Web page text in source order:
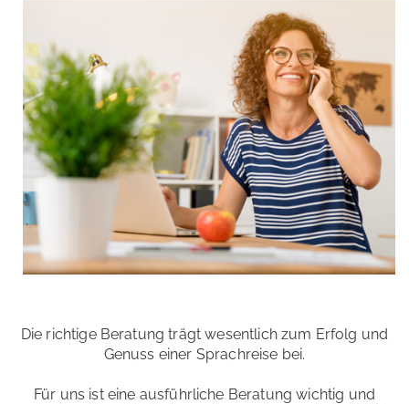
Die richtige Beratung trägt wesentlich zum Erfolg und
Genuss einer Sprachreise bei.
Für uns ist eine ausführliche Beratung wichtig und